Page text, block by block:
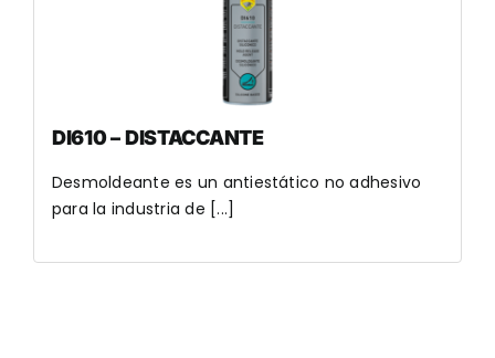
DI610 – DISTACCANTE
Desmoldeante es un antiestático no adhesivo
para la industria de [...]